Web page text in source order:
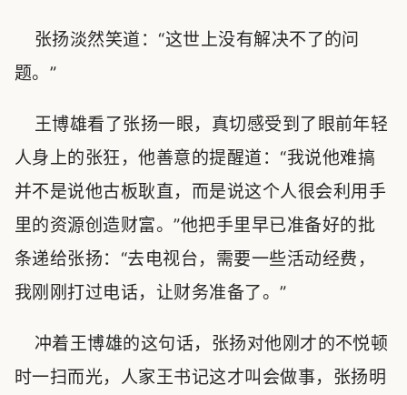
张扬淡然笑道：“这世上没有解决不了的问
题。”
王博雄看了张扬一眼，真切感受到了眼前年轻
人身上的张狂，他善意的提醒道：“我说他难搞
并不是说他古板耿直，而是说这个人很会利用手
里的资源创造财富。”他把手里早已准备好的批
条递给张扬：“去电视台，需要一些活动经费，
我刚刚打过电话，让财务准备了。”
冲着王博雄的这句话，张扬对他刚才的不悦顿
时一扫而光，人家王书记这才叫会做事，张扬明